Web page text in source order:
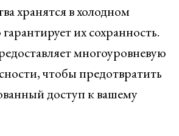
хранятся в холодном
их сохранность.
многоуровневую
чтобы предотвратить
доступ к вашему